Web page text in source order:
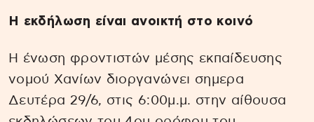
Η εκδήλωση είναι ανοικτή στο κοινό
Η ένωση φροντιστών μέσης εκπαίδευσης
νομού Χανίων διοργανώνει σημερα
Δευτέρα 29/6, στις 6:00μ.μ. στην αίθουσα